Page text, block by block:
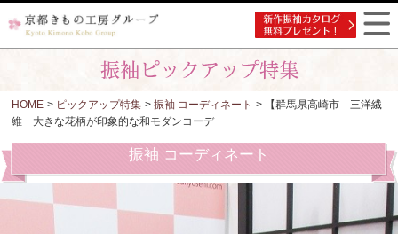
HOME > ピックアップ特集 >振袖 コーディネート > 【群馬県高崎市 三洋繊
維 大きな花柄が印象的な和モダンコーデ
振袖 コーディネート